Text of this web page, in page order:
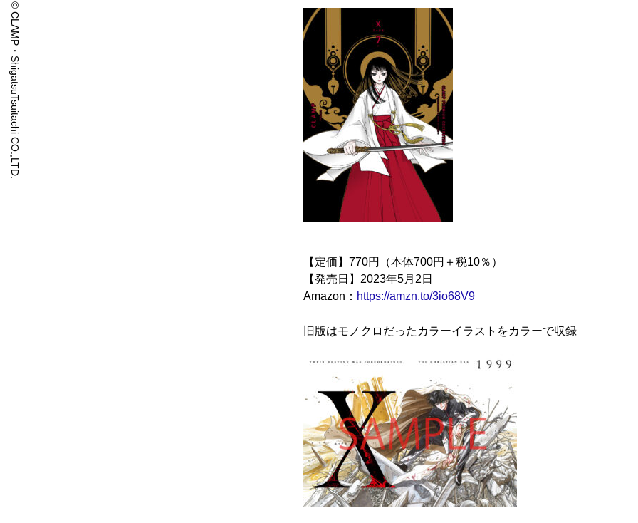
© CLAMP・ShigatsuTsuitachi CO.,LTD.
【定価】770円（本体700円＋税10％）
【発売日】2023年5月2日
Amazon： https://amzn.to/3io68V9
旧版はモノクロだったカラーイラストをカラーで収録